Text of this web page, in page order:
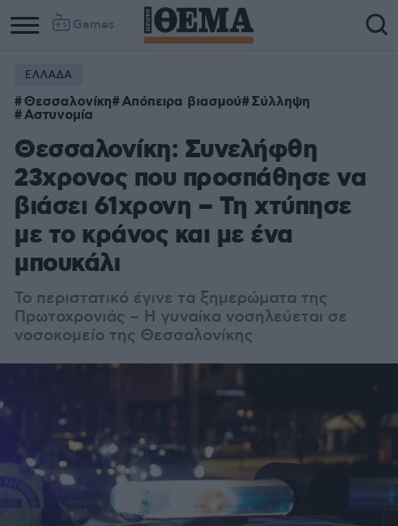
Games
ΕΛΛΑΔΑ
Θεσσαλονίκη Απόπειρα βιασμού Σύλληψη
Αστυνομία
Θεσσαλονίκη: Συνελήφθη
23χρονος που προσπάθησε να
βιάσει 61χρονη – Τη χτύπησε
με το κράνος και με ένα
μπουκάλι
Το περιστατικό έγινε τα ξημερώματα της
Πρωτοχρονιάς – Η γυναίκα νοσηλεύεται σε
νοσοκομείο της Θεσσαλονίκης